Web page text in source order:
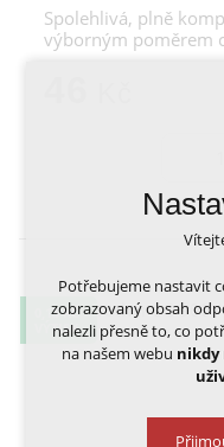
Spolehlivá, plně
výborným poměrem
0,13 KČ
VÝTISK
Potřebujeme nastavit
zobrazovaný obsah
nalezli přesně to, co
na našem webu nikdy